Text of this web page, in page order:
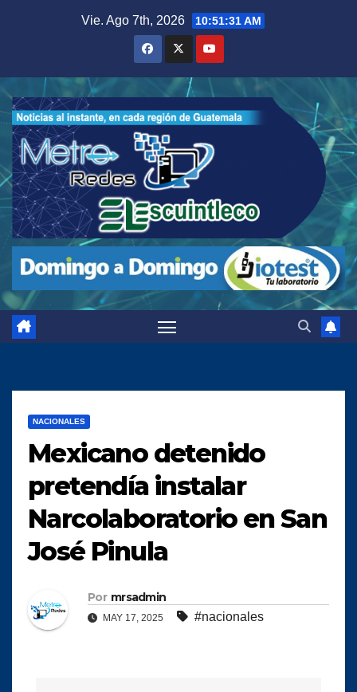
Vie. Ago 7th, 2026 10:51:33 AM
NACIONALES
Mexicano detenido
pretendía instalar
Narcolaboratorio en San
José Pinula
Por mrsadmin
MAY 17, 2025 #nacionales